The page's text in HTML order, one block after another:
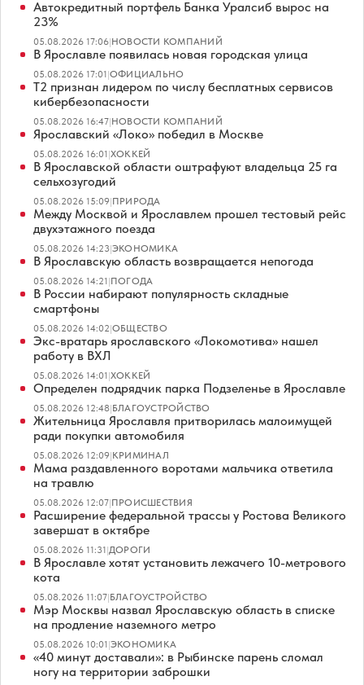
Автокредитный портфель Банка Уралсиб вырос на
23%
05.08.2026 17:06|НОВОСТИ КОМПАНИЙ
В Ярославле появилась новая городская улица
05.08.2026 17:01|ОФИЦИАЛЬНО
Т2 признан лидером по числу бесплатных сервисов
кибербезопасности
05.08.2026 16:47|НОВОСТИ КОМПАНИЙ
Ярославский «Локо» победил в Москве
05.08.2026 16:01|ХОККЕЙ
В Ярославской области оштрафуют владельца 25 га
сельхозугодий
05.08.2026 15:09|ПРИРОДА
Между Москвой и Ярославлем прошел тестовый рейс
двухэтажного поезда
05.08.2026 14:23|ЭКОНОМИКА
В Ярославскую область возвращается непогода
05.08.2026 14:21|ПОГОДА
В России набирают популярность складные
смартфоны
05.08.2026 14:02|ОБЩЕСТВО
Экс-вратарь ярославского «Локомотива» нашел
работу в ВХЛ
05.08.2026 14:01|ХОККЕЙ
Определен подрядчик парка Подзеленье в Ярославле
05.08.2026 12:48|БЛАГОУСТРОЙСТВО
Жительница Ярославля притворилась малоимущей
ради покупки автомобиля
05.08.2026 12:09|КРИМИНАЛ
Мама раздавленного воротами мальчика ответила
на травлю
05.08.2026 12:07|ПРОИСШЕСТВИЯ
Расширение федеральной трассы у Ростова Великого
завершат в октябре
05.08.2026 11:31|ДОРОГИ
В Ярославле хотят установить лежачего 10-метрового
кота
05.08.2026 11:07|БЛАГОУСТРОЙСТВО
Мэр Москвы назвал Ярославскую область в списке
на продление наземного метро
05.08.2026 10:01|ЭКОНОМИКА
«40 минут доставали»: в Рыбинске парень сломал
ногу на территории заброшки